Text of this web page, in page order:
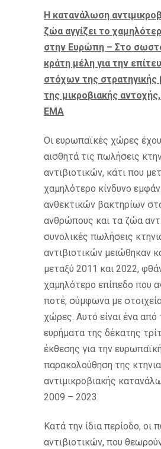
Η κατανάλωση
ζώα αγγίζει το
στην Ευρώπη – Στο
κράτη μέλη για την
στόχων της στρατηγικής
της μικροβιακής
EMA
Οι ευρωπαϊκές χώρες
αισθητά τις πωλήσεις
αντιβιοτικών, κάτι που
χαμηλότερο κίνδυνο
ανθεκτικών βακτηρίων
ανθρώπους και τα ζώα
συνολικές πωλήσεις
αντιβιοτικών μειώθηκαν
μεταξύ 2011 και 2022,
χαμηλότερο επίπεδο που
ποτέ, σύμφωνα με
χώρες. Αυτό είναι ένα από
ευρήματα της δέκατης
έκθεσης για την ευρωπαϊκή
παρακολούθηση της
αντιμικροβιακής
2009 – 2023.
Κατά την ίδια περίοδο, οι
αντιβιοτικών, που